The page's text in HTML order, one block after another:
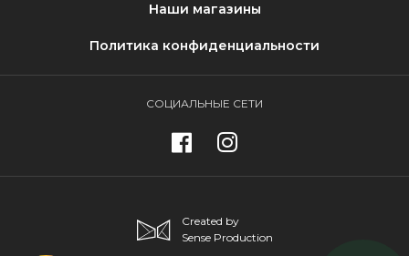
Наши магазины
Политика конфиденциальности
СОЦИАЛЬНЫЕ СЕТИ
Created by
Sense Production